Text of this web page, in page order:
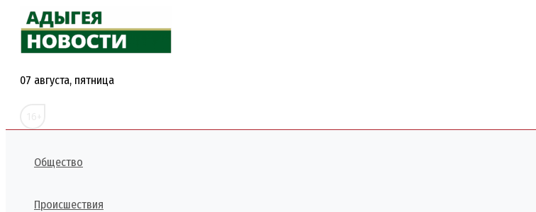
Перейти
содержимому
07 августа, пятница
Общество
Происшествия